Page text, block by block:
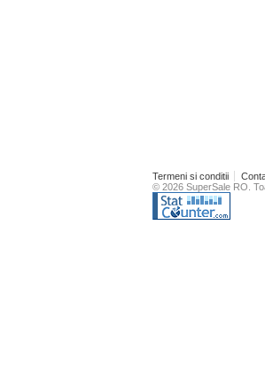
Termeni si conditii
© 2026 SuperSale RO.